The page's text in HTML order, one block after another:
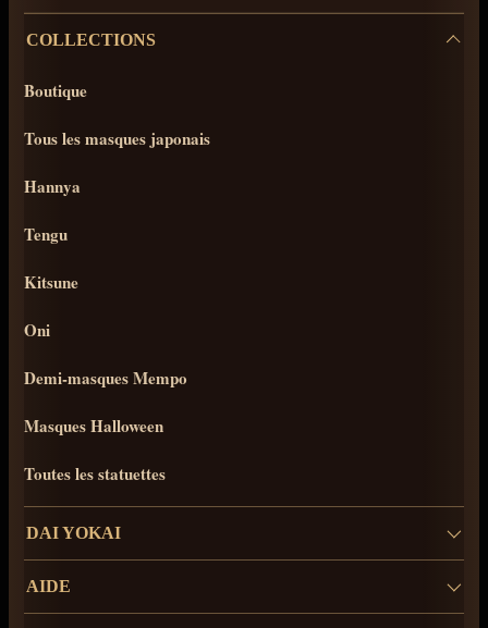
COLLECTIONS
Boutique
Tous les masques japonais
Hannya
Tengu
Kitsune
Oni
Demi-masques Mempo
Masques Halloween
Toutes les statuettes
DAI YOKAI
AIDE